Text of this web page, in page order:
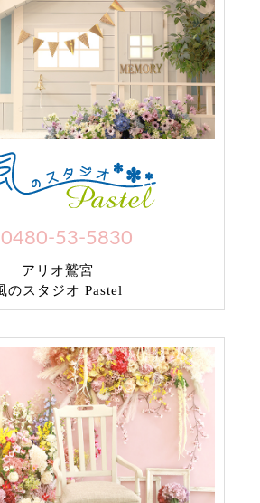
0480-53-5830
アリオ鷲宮
のスタジオ Pastel